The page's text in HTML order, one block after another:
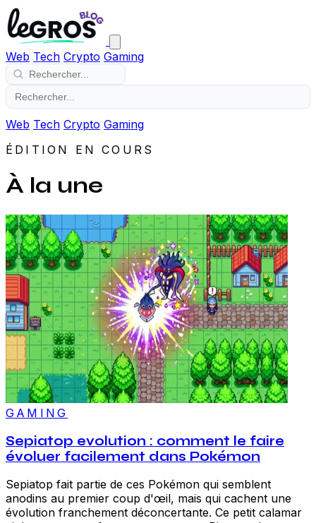
Web Tech Crypto Gaming
Web Tech Crypto Gaming
ÉDITION EN COURS
À la une
GAMING
Sepiatop evolution : comment le faire
évoluer facilement dans Pokémon
Sepiatop fait partie de ces Pokémon qui semblent
anodins au premier coup d'œil, mais qui cachent une
évolution franchement déconcertante. Ce petit calamar